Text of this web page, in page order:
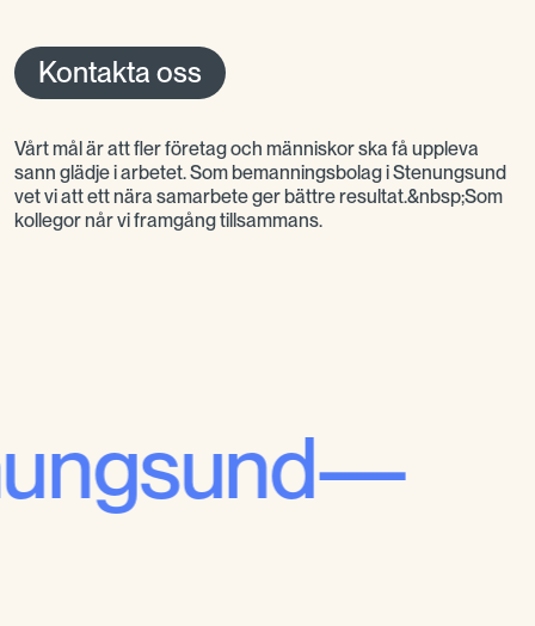
Kontakta oss
Vårt mål är att fler företag och människor ska få uppleva
sann glädje i arbetet. Som bemanningsbolag i Stenungsund
vet vi att ett nära samarbete ger bättre resultat.&nbsp;Som
kollegor når vi framgång tillsammans.
Bra